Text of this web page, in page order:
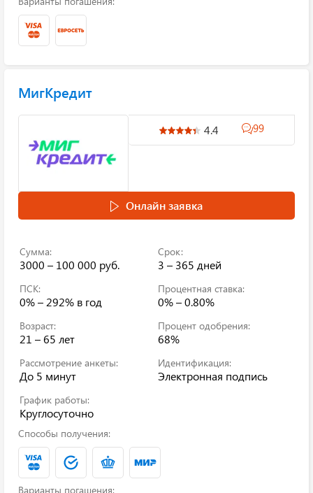
МигКредит
4.4 99
Онлайн заявка
Сумма:
3000 – 100 000 руб.
Срок:
3 – 365 дней
ПСК:
0% – 292% в год
Процентная ставка:
0% – 0.80%
Возраст:
21 – 65 лет
Процент одобрения:
68%
Рассмотрение анкеты:
До 5 минут
Идентификация:
Электронная подпись
График работы:
Круглосуточно
Способы получения:
Варианты погашения: